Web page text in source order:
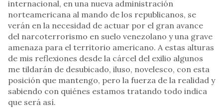
internacional, en una nueva administración
norteamericana al mando de los republicanos, se
verán en la necesidad de actuar por el gran avance
del narcoterrorismo en suelo venezolano y una grave
amenaza para el territorio americano. A estas alturas
de mis reflexiones desde la cárcel del exilio algunos
me tildarán de desubicado, iluso, novelesco, con esta
posición que mantengo, pero la fuerza de la realidad y
sabiendo con quiénes estamos tratando todo indica
que será así.